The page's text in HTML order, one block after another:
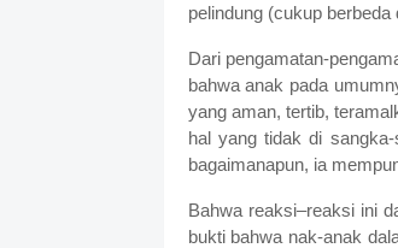
pelindung (cukup
Dari pengamatan-
bahwa anak pada
yang aman, tertib,
hal yang tidak di
bagaimanapun, ia
Bahwa reaksi–reaksi ini
bukti bahwa nak-anak